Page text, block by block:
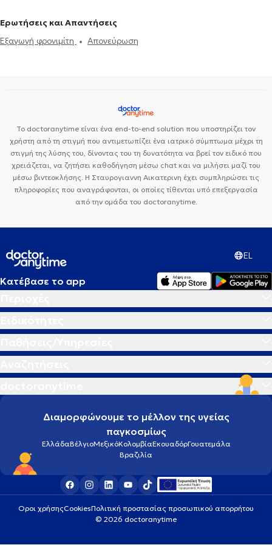
Ερωτήσεις και Απαντήσεις
Εξαγωγή φρονιμίτη
Απονεύρωση
Το doctoranytime είναι ένα end-to-end solution που υποστηρίζει τον
χρήστη από τη στιγμή που αντιμετωπίζει ένα ιατρικό σύμπτωμα μέχρι τη
στιγμή της λύσης του, δίνοντας του τη δυνατότητα να βρεί τον ειδικό που
χρειάζεται, να ζητήσει καθοδήγηση μέσω chat και να μιλήσει μαζί του
μέσω βιντεοκλήσης. Η Σταυρογιαννη Αικατερινη έχει συμπληρώσει τις
πληροφορίες που αναγράφονται, οι οποίες τίθενται υπό επεξεργασία
από την ομάδα του doctoranytime.
EL
Κατέβασε το app
Διαμορφώνουμε το μέλλον της υγείας
παγκοσμίως
ΕλλάδαΒέλγιοΜεξικόΚολομβίαΕκουαδόρΓουατεμάλα
Βραζιλία
Οροι χρήσηςCookiesΠολιτική προστασίας προσωπικού απορρήτου
© 2026 doctoranytime